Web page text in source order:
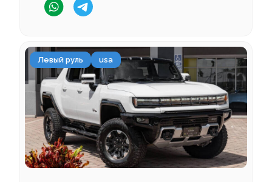
Левый руль usa